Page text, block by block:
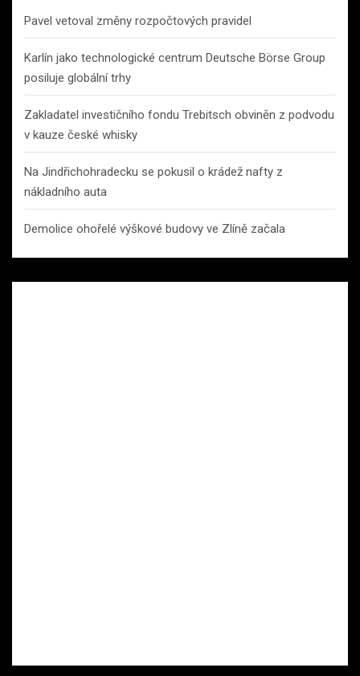
Pavel vetoval změny rozpočtových pravidel
Karlín jako technologické centrum Deutsche Börse Group
posiluje globální trhy
Zakladatel investičního fondu Trebitsch obviněn z podvodu
v kauze české whisky
Na Jindřichohradecku se pokusil o krádež nafty z
nákladního auta
Demolice ohořelé výškové budovy ve Zlíně začala